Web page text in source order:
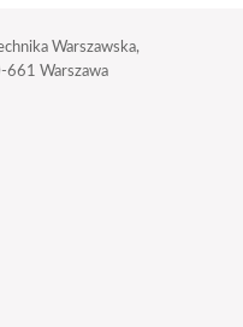
Warszawska,
661 Warszawa